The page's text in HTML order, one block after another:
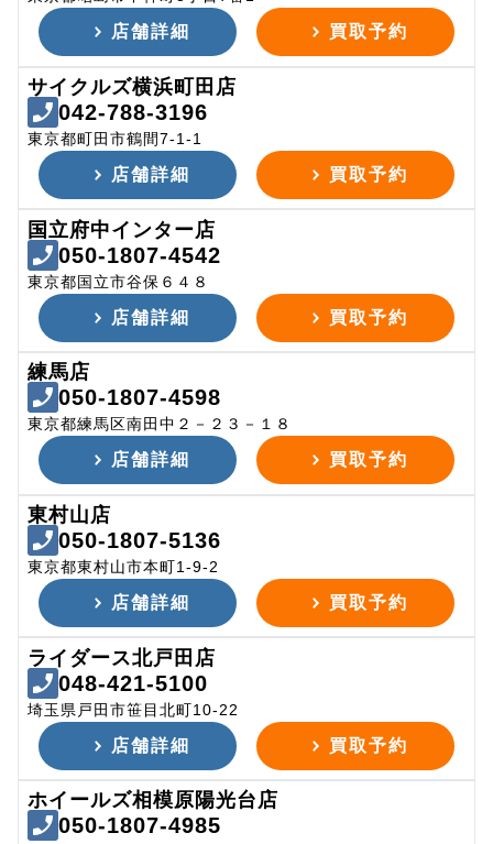
店舗詳細 買取予約
サイクルズ横浜町田店
042-788-3196
東京都町田市鶴間7-1-1
店舗詳細 買取予約
国立府中インター店
050-1807-4542
東京都国立市谷保６４８
店舗詳細 買取予約
練馬店
050-1807-4598
東京都練馬区南田中２－２３－１８
店舗詳細 買取予約
東村山店
050-1807-5136
東京都東村山市本町1-9-2
店舗詳細 買取予約
ライダース北戸田店
048-421-5100
埼玉県戸田市笹目北町10-22
店舗詳細 買取予約
ホイールズ相模原陽光台店
050-1807-4985